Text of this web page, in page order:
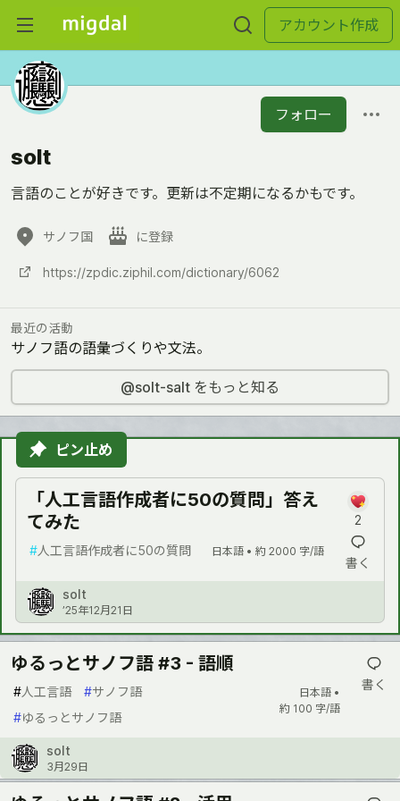
アカウント作成
フォロー
solt
言語のことが好きです。更新は不定期になるかもです。
サノフ国 に登録
https://zpdic.ziphil.com/dictionary/6062
最近の活動
サノフ語の語彙づくりや文法。
@solt-salt をもっと知る
ピン止め
「人工言語作成者に50の質問」答え
てみた
#人工言語作成者に50の質問 日本語 • 約 2000 字/語
2
書く
solt
’25年12月21日
ゆるっとサノフ語 #3 - 語順
#人工言語 #サノフ語
#ゆるっとサノフ語
日本語 •
約 100 字/語
書く
solt
3月29日